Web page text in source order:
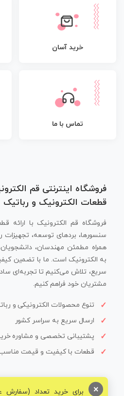
خرید آسان
تماس با ما
فروشگاه اینترنتی قم
قطعات الکترونیک و رباتیک
فروشگاه قم الکترونیک با ارائه
سنسورها، بردهای توسعه، تجهیزات
همراه مطمئن مهندسان، دانشجویان،
به الکترونیک است. ما با تضمین
سریع، تلاش می‌کنیم تا تجربه‌ای
مشتریان خود فراهم کنیم.
تنوع محصولات الکترونیکی و
ارسال سریع به سراسر کشور
پشتیبانی تخصصی و مشاوره
قطعات با کیفیت و قیمت مناسب
برای خرید تعداد (سفارش ×